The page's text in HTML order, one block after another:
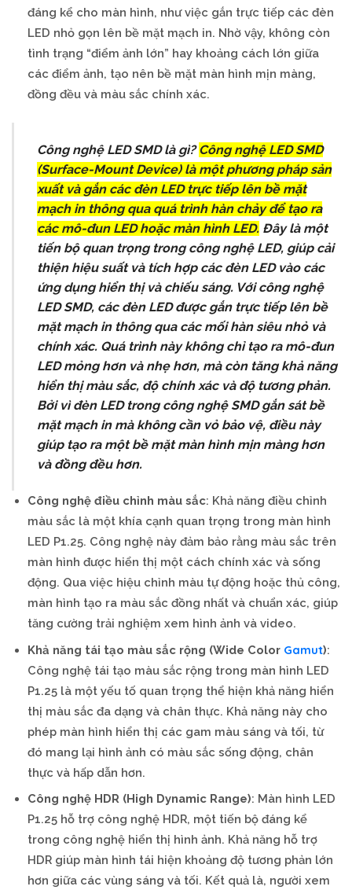
đáng kể cho màn hình, như việc gắn trực tiếp các đèn
LED nhỏ gọn lên bề mặt mạch in. Nhờ vậy, không còn
tình trạng “điểm ảnh lớn” hay khoảng cách lớn giữa
các điểm ảnh, tạo nên bề mặt màn hình mịn màng,
đồng đều và màu sắc chính xác.
Công nghệ LED SMD là gì?Công nghệ LED SMD
(Surface-Mount Device) là một phương pháp sản
xuất và gắn các đèn LED trực tiếp lên bề mặt
mạch in thông qua quá trình hàn chảy để tạo ra
các mô-đun LED hoặc màn hình LED. Đây là một
tiến bộ quan trọng trong công nghệ LED, giúp cải
thiện hiệu suất và tích hợp các đèn LED vào các
ứng dụng hiển thị và chiếu sáng. Với công nghệ
LED SMD, các đèn LED được gắn trực tiếp lên bề
mặt mạch in thông qua các mối hàn siêu nhỏ và
chính xác. Quá trình này không chỉ tạo ra mô-đun
LED mỏng hơn và nhẹ hơn, mà còn tăng khả năng
hiển thị màu sắc, độ chính xác và độ tương phản.
Bởi vì đèn LED trong công nghệ SMD gắn sát bề
mặt mạch in mà không cần vỏ bảo vệ, điều này
giúp tạo ra một bề mặt màn hình mịn màng hơn
và đồng đều hơn.
Công nghệ điều chỉnh màu sắc: Khả năng điều chỉnh
màu sắc là một khía cạnh quan trọng trong màn hình
LED P1.25. Công nghệ này đảm bảo rằng màu sắc trên
màn hình được hiển thị một cách chính xác và sống
động. Qua việc hiệu chỉnh màu tự động hoặc thủ công,
màn hình tạo ra màu sắc đồng nhất và chuẩn xác, giúp
tăng cường trải nghiệm xem hình ảnh và video.
Khả năng tái tạo màu sắc rộng (Wide Color Gamut):
Công nghệ tái tạo màu sắc rộng trong màn hình LED
P1.25 là một yếu tố quan trọng thể hiện khả năng hiển
thị màu sắc đa dạng và chân thực. Khả năng này cho
phép màn hình hiển thị các gam màu sáng và tối, từ
đó mang lại hình ảnh có màu sắc sống động, chân
thực và hấp dẫn hơn.
Công nghệ HDR (High Dynamic Range): Màn hình LED
P1.25 hỗ trợ công nghệ HDR, một tiến bộ đáng kể
trong công nghệ hiển thị hình ảnh. Khả năng hỗ trợ
HDR giúp màn hình tái hiện khoảng độ tương phản lớn
hơn giữa các vùng sáng và tối. Kết quả là, người xem